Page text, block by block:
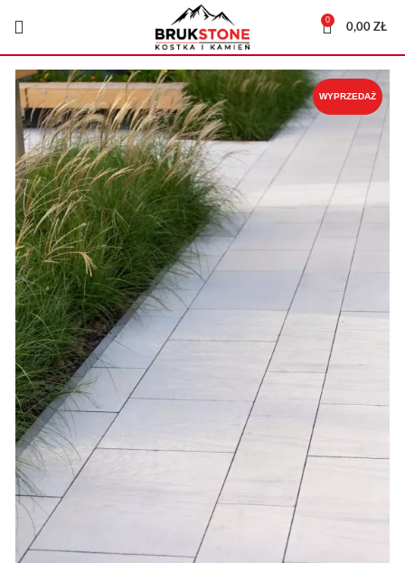
0
0,00ZŁ
WYPRZEDAŻ